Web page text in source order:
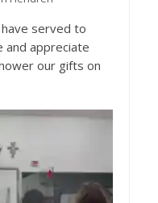
served to
and appreciate
our gifts on